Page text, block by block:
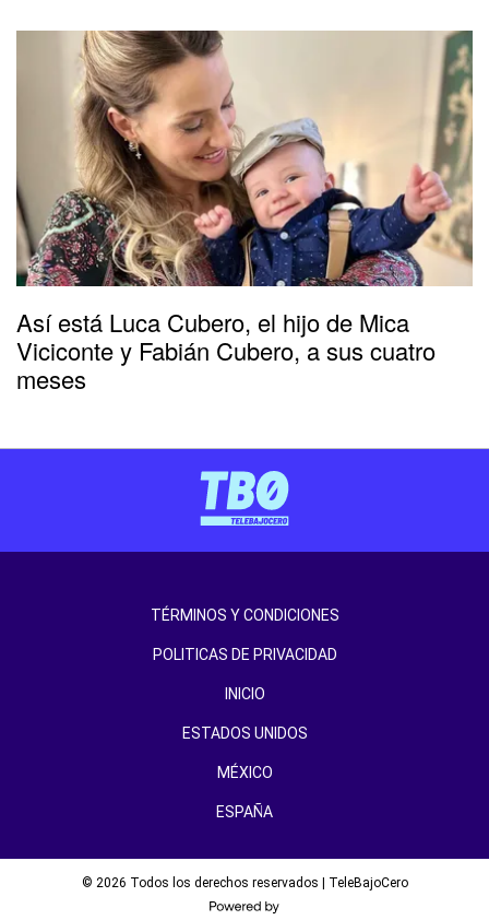
Así está Luca Cubero, el hijo de Mica
Viciconte y Fabián Cubero, a sus cuatro
meses
TÉRMINOS Y CONDICIONES
POLITICAS DE PRIVACIDAD
INICIO
ESTADOS UNIDOS
MÉXICO
ESPAÑA
© 2026 Todos los derechos reservados | TeleBajoCero